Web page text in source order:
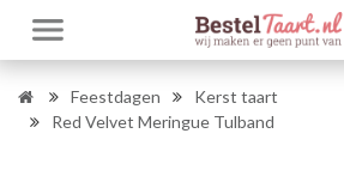
Feestdagen
Kerst taart
Red Velvet Meringue Tulband